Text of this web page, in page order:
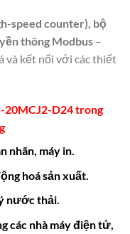
speed counter), bộ
thông Modbus–
và kết nối với các thiết
20MCJ2-D24trong
nhãn, máy in.
hoá sản xuất.
nước thải.
các nhà máy điện tử,